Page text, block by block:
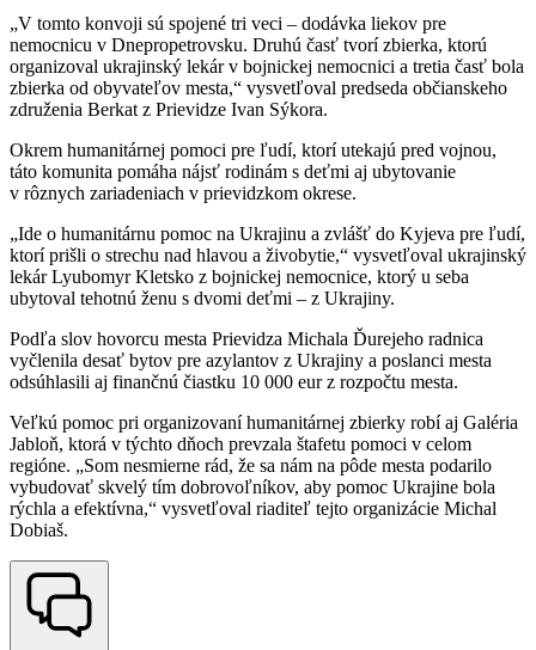
„V tomto konvoji sú spojené tri veci – dodávka liekov pre
nemocnicu v Dnepropetrovsku. Druhú časť tvorí zbierka, ktorú
organizoval ukrajinský lekár v bojnickej nemocnici a tretia časť bola
zbierka od obyvateľov mesta,“ vysvetľoval predseda občianskeho
združenia Berkat z Prievidze Ivan Sýkora.
Okrem humanitárnej pomoci pre ľudí, ktorí utekajú pred vojnou,
táto komunita pomáha nájsť rodinám s deťmi aj ubytovanie
v rôznych zariadeniach v prievidzkom okrese.
„Ide o humanitárnu pomoc na Ukrajinu a zvlášť do Kyjeva pre ľudí,
ktorí prišli o strechu nad hlavou a živobytie,“ vysvetľoval ukrajinský
lekár Lyubomyr Kletsko z bojnickej nemocnice, ktorý u seba
ubytoval tehotnú ženu s dvomi deťmi – z Ukrajiny.
Podľa slov hovorcu mesta Prievidza Michala Ďurejeho radnica
vyčlenila desať bytov pre azylantov z Ukrajiny a poslanci mesta
odsúhlasili aj finančnú čiastku 10 000 eur z rozpočtu mesta.
Veľkú pomoc pri organizovaní humanitárnej zbierky robí aj Galéria
Jabloň, ktorá v týchto dňoch prevzala štafetu pomoci v celom
regióne. „Som nesmierne rád, že sa nám na pôde mesta podarilo
vybudovať skvelý tím dobrovoľníkov, aby pomoc Ukrajine bola
rýchla a efektívna,“ vysvetľoval riaditeľ tejto organizácie Michal
Dobiaš.